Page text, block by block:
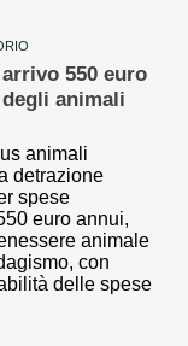
550 euro
animali
animali
detrazione
spese
euro annui,
animale
con
delle spese